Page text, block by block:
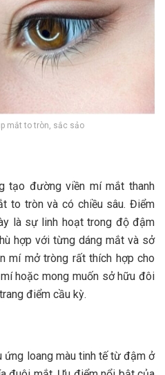
mắt to tròn, sắc sảo
tạo đường viền mí mắt thanh
to tròn và có chiều sâu. Điểm
là sự linh hoạt trong độ đậm
hợp với từng dáng mắt và sở
mí mở tròng rất thích hợp cho
hoặc mong muốn sở hữu đôi
điểm cầu kỳ.
ứng loang màu tinh tế từ đậm ở